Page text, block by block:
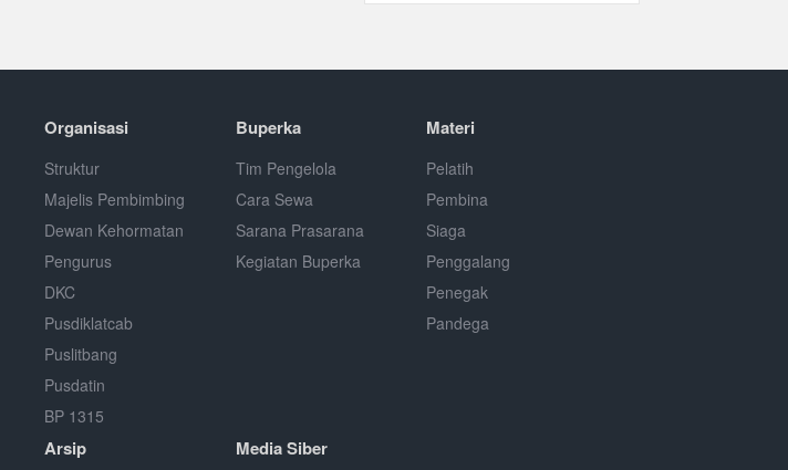
Organisasi
Struktur
Majelis Pembimbing
Dewan Kehormatan
Pengurus
DKC
Pusdiklatcab
Puslitbang
Pusdatin
BP 1315
Buperka
Tim Pengelola
Cara Sewa
Sarana Prasarana
Kegiatan Buperka
Materi
Pelatih
Pembina
Siaga
Penggalang
Penegak
Pandega
Arsip Media Siber